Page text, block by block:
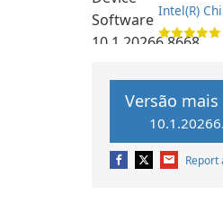
Intel(R)
Versão
Report